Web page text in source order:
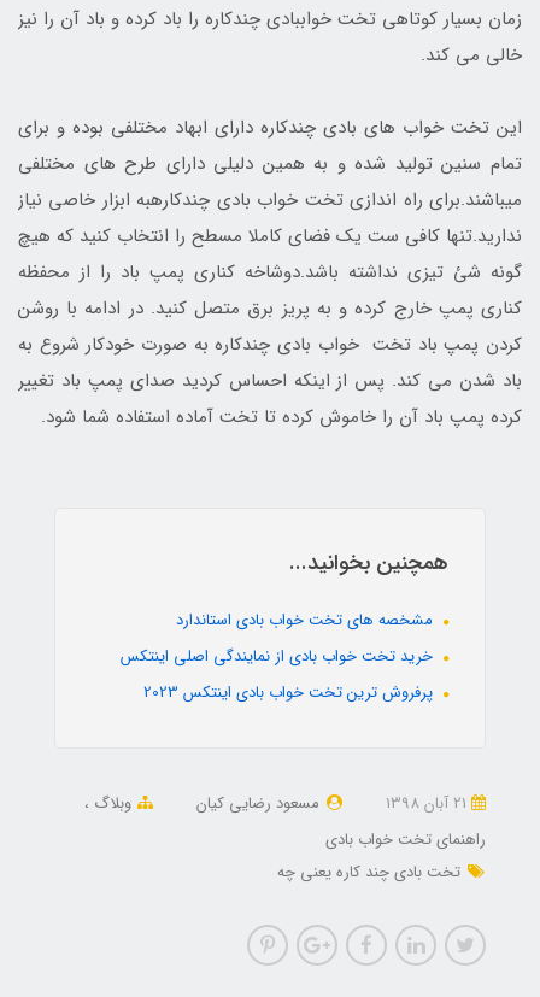
زمان بسیار کوتاهی تخت خواببادی چندکاره را باد کرده و باد آن را نیز
خالی می کند.
این تخت خواب های بادی چندکاره دارای ابهاد مختلفی بوده و برای
تمام سنین تولید شده و به همین دلیلی دارای طرح های مختلفی
میباشند.برای راه اندازی تخت خواب بادی چندکارهبه ابزار خاصی نیاز
ندارید.تنها کافی ست یک فضای کاملا مسطح را انتخاب کنید که هیچ
گونه شئ تیزی نداشته باشد.دوشاخه کناری پمپ باد را از محفظه
کناری پمپ خارج کرده و به پریز برق متصل کنید. در ادامه با روشن
کردن پمپ باد تخت خواب بادی چندکاره به صورت خودکار شروع به
باد شدن می کند. پس از اینکه احساس کردید صدای پمپ باد تغییر
کرده پمپ باد آن را خاموش کرده تا تخت آماده استفاده شما شود.
همچنین بخوانید...
مشخصه های تخت خواب بادی استاندارد
خرید تخت خواب بادی از نمایندگی اصلی اینتکس
پرفروش ترین تخت خواب بادی اینتکس 2023
مسعود رضایی کیان
وبلاگ
راهنمای تخت خواب بادی
تخت بادی چند کاره یعنی چه